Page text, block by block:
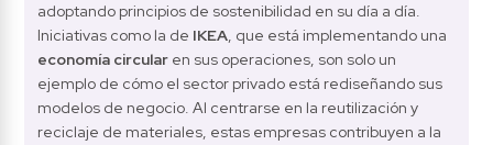
adoptando principios de sostenibilidad en su día a día.
Iniciativas como la de IKEA
economía circular en sus operaciones, son solo un
ejemplo de cómo el sector privado está rediseñando sus
modelos de negocio. Al centrarse en la reutilización y
reciclaje de materiales, estas empresas contribuyen a la